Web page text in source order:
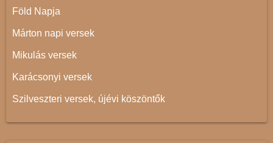
Föld Napja
Márton napi versek
Mikulás versek
Karácsonyi versek
Szilveszteri versek, újévi köszöntők